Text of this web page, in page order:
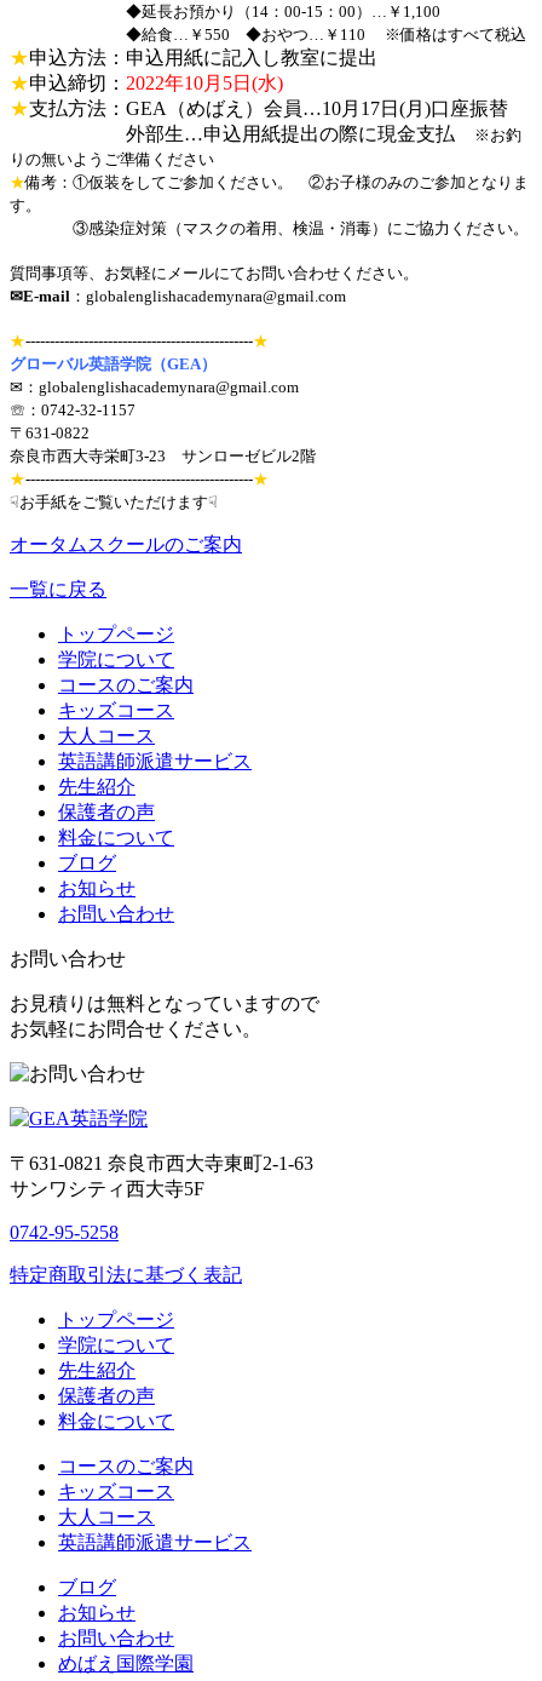
◆延長お預かり（14：00-15：00）…￥1,100
◆給食…￥550 ◆おやつ…￥110
※価格はすべて税込
★申込方法：申込用紙に記入し教室に提出
★申込締切： 2022年10月5日(水)
★支払方法：GEA（めばえ）会員…10月17日(月)口座振替
外部生…申込用紙提出の際に現金支払
※お釣
りの無いようご準備ください
★備考：①仮装をしてご参加ください。 ②お子様のみのご参加となりま
す。
③感染症対策（マスクの着用、検温・消毒）にご協力ください。
質問事項等、お気軽にメールにてお問い合わせください。
✉E-mail ：globalenglishacademynara@gmail.com
★-----------------------------------------------★
グローバル英語学院（GEA）
✉：globalenglishacademynara@gmail.com
☏：0742-32-1157
〒631-0822
奈良市西大寺栄町3-23 サンローゼビル2階
★-----------------------------------------------★
☟お手紙をご覧いただけます☟
オータムスクールのご案内
一覧に戻る
トップページ
学院について
コースのご案内
キッズコース
大人コース
英語講師派遣サービス
先生紹介
保護者の声
料金について
ブログ
お知らせ
お問い合わせ
お問い合わせ
お見積りは無料となっていますので
お気軽にお問合せください。
〒631-0821 奈良市西大寺東町2-1-63
サンワシティ西大寺5F
0742-95-5258
特定商取引法に基づく表記
トップページ
学院について
先生紹介
保護者の声
料金について
コースのご案内
キッズコース
大人コース
英語講師派遣サービス
ブログ
お知らせ
お問い合わせ
めばえ国際学園